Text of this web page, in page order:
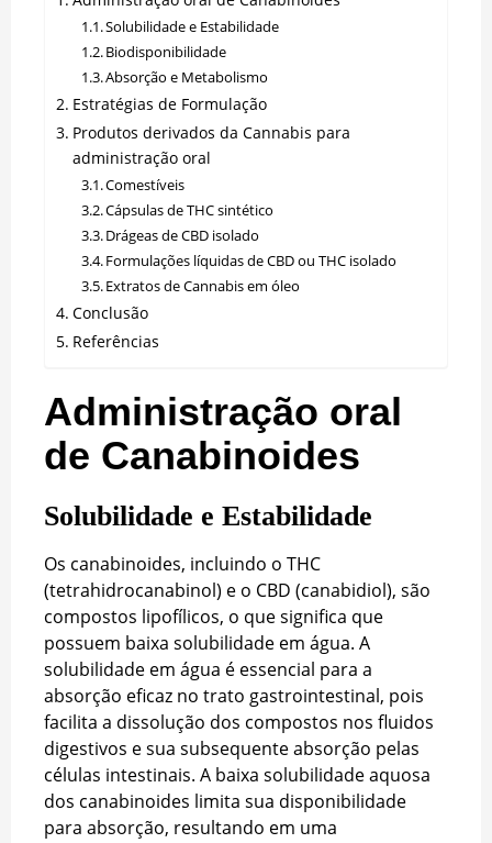
Solubilidade e Estabilidade
Biodisponibilidade
Absorção e Metabolismo
Estratégias de Formulação
Produtos derivados da Cannabis para
administração oral
Comestíveis
Cápsulas de THC sintético
Drágeas de CBD isolado
Formulações líquidas de CBD ou THC isolado
Extratos de Cannabis em óleo
Conclusão
Referências
Administração oral
de Canabinoides
Solubilidade e Estabilidade
Os canabinoides, incluindo o THC
(tetrahidrocanabinol) e o CBD (canabidiol), são
compostos lipofílicos, o que significa que
possuem baixa solubilidade em água. A
solubilidade em água é essencial para a
absorção eficaz no trato gastrointestinal, pois
facilita a dissolução dos compostos nos fluidos
digestivos e sua subsequente absorção pelas
células intestinais. A baixa solubilidade aquosa
dos canabinoides limita sua disponibilidade
para absorção, resultando em uma